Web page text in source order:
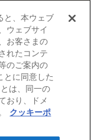
て）
Rights Reserved.
と、本ウェブ
ウェブサイ
お客さまの
れたコンテ
のご案内の
とに同意した
は、同一の
おり、ドメ
クッキーポ